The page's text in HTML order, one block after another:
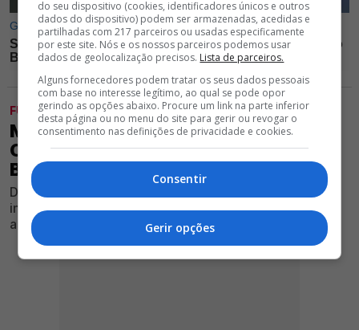
FUTEBOL
MARSELHA PODE MESMO
CONTRATAR DEFESA CENTRAL DO
BENFICA (E NÃO É ANTÓNIO SILVA)
Defesa formado no Seixal desperta cada vez mais
interesse além-fronteiras e a situação contratual deixa
as águias em alerta
do seu dispositivo (cookies, identificadores únicos e outros
dados do dispositivo) podem ser armazenadas, acedidas e
partilhadas com 217 parceiros ou usadas especificamente
por este site. Nós e os nossos parceiros podemos usar
dados de geolocalização precisos. Lista de parceiros.
Alguns fornecedores podem tratar os seus dados pessoais
com base no interesse legítimo, ao qual se pode opor
gerindo as opções abaixo. Procure um link na parte inferior
desta página ou no menu do site para gerir ou revogar o
consentimento nas definições de privacidade e cookies.
Consentir
Gerir opções